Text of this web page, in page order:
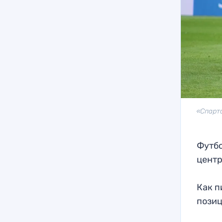
Как